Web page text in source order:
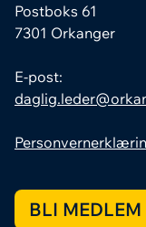
Postboks 61
7301 Orkanger
E-post:
BLI MEDLEM